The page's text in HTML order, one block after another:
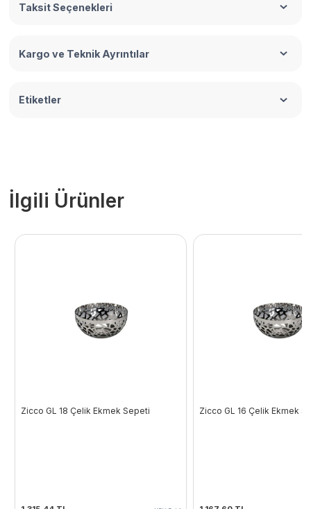
Taksit Seçenekleri
Kargo ve Teknik Ayrıntılar
Etiketler
İlgili Ürünler
Zicco GL 18 Çelik Ekmek Sepeti Zicco GL 16 Çelik Ekmek